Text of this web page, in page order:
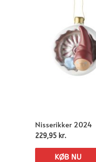
Nisserikker 2024
229,95 kr.
KØB NU